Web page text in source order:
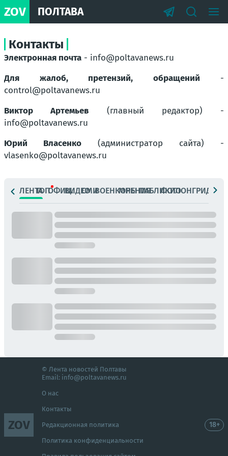
ZOV ПОЛТАВА
Контакты
Электронная почта - info@poltavanews.ru
Для жалоб, претензий, обращений -
control@poltavanews.ru
Виктор Артемьев (главный редактор) -
info@poltavanews.ru
Юрий Власенко (администратор сайта) -
vlasenko@poltavanews.ru
ЛЕНТАТОПОФИЦ.ВИДЕОСМИВОЕНКОРЫ
МНЕНИЯПАБЛИКИ
ФОТОЛОНГРИДЫ
ZOV
© Лента новостей Полтавы
Email: info@poltavanews.ru
О нас
Контакты
Редакционная политика
Политика конфиденциальности
18+